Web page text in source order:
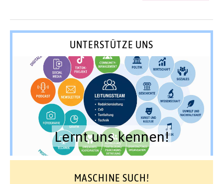
UNTERSTÜTZE UNS
Lernt uns kennen!
MASCHINE SUCH!